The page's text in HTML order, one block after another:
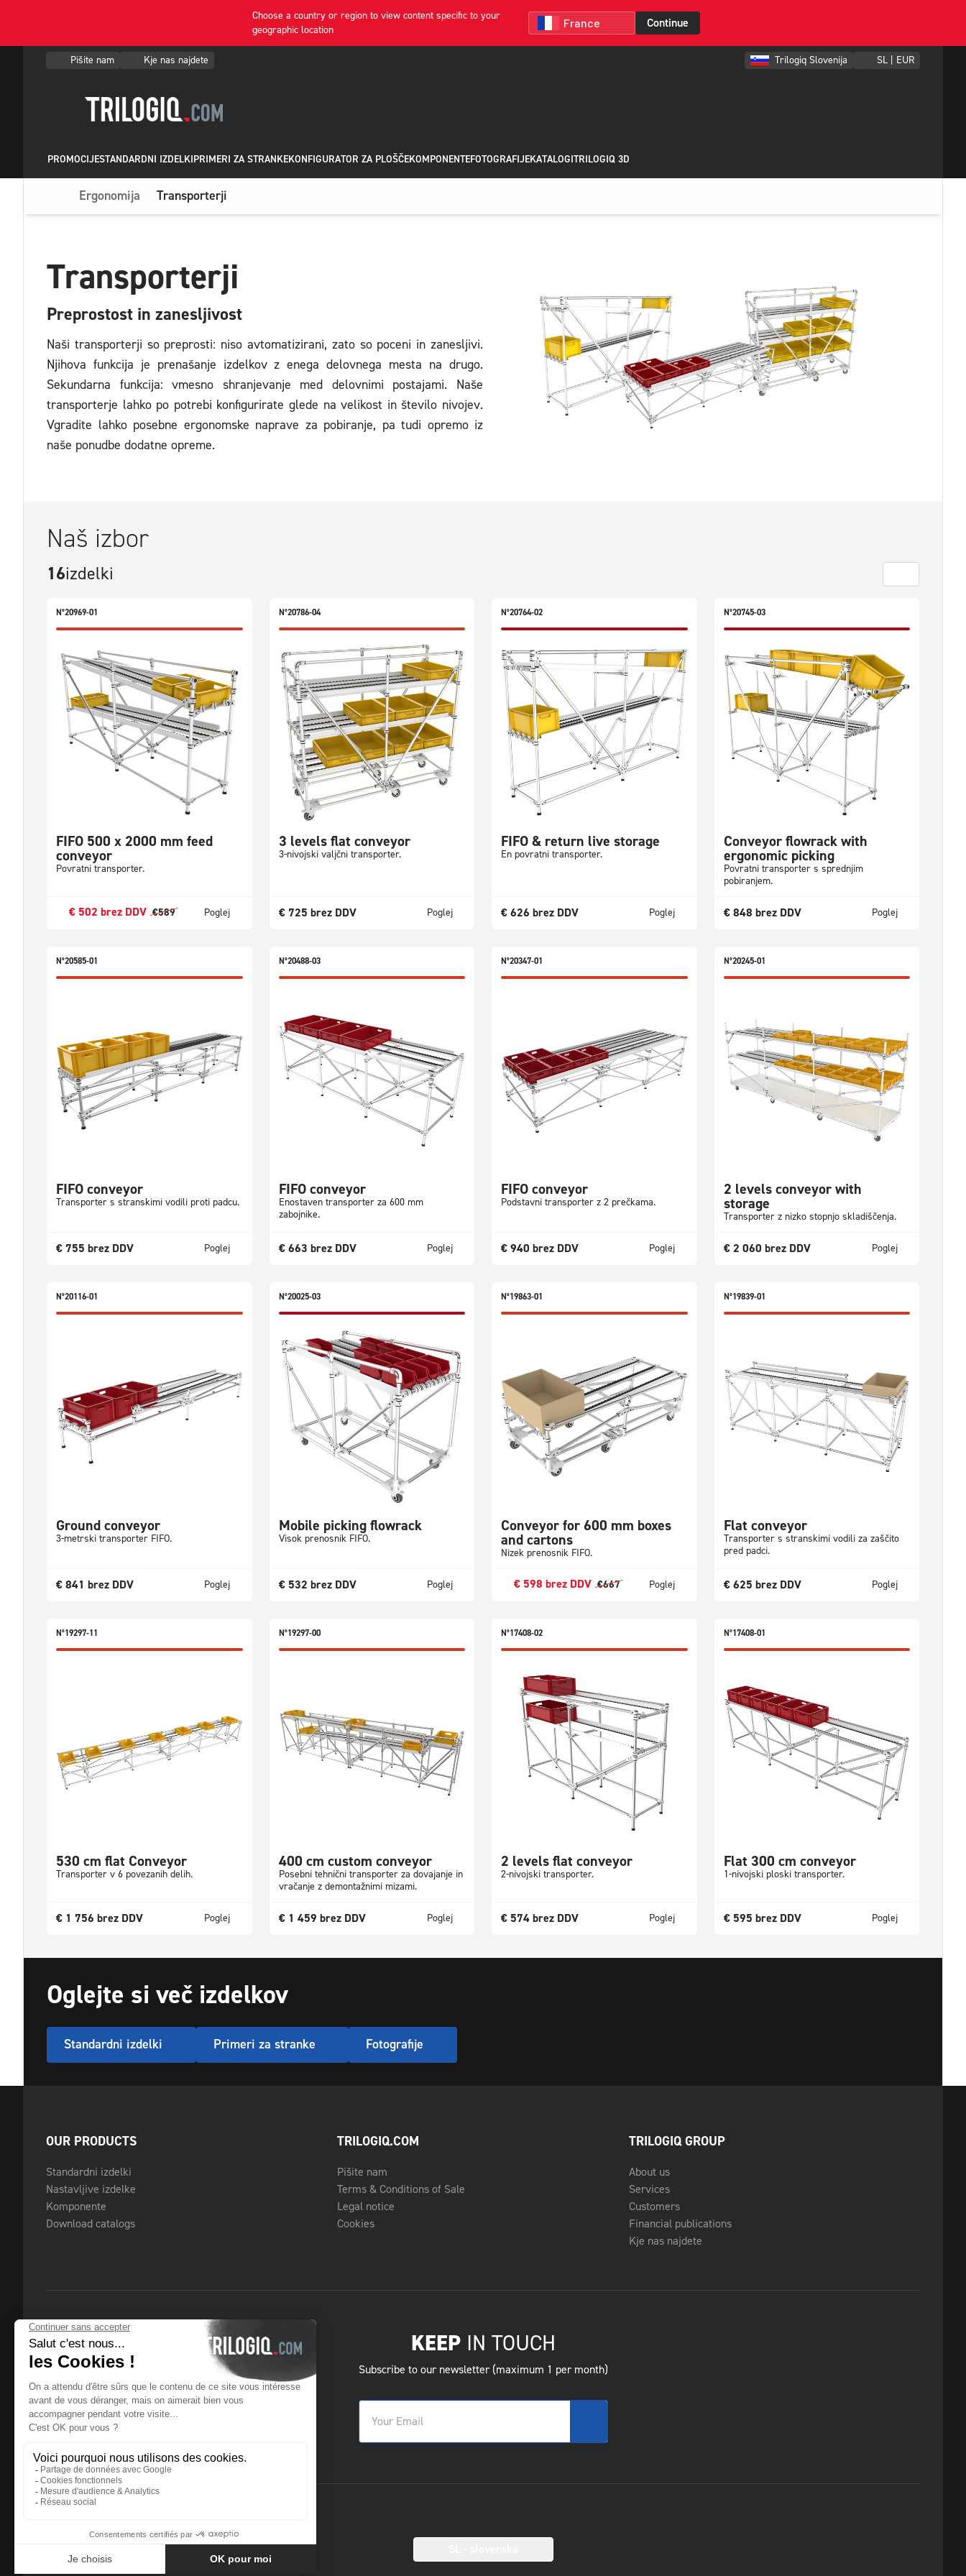
Choose a country or region to view content specific to your
geographic location
Continue
Pišite nam Kje nas najdete Trilogiq Slovenija SL | EUR
PROMOCIJESTANDARDNI IZDELKIPRIMERI ZA STRANKEKONFIGURATOR ZA PLOŠČEKOMPONENTEFOTOGRAFIJEKATALOGITRILOGIQ 3D
Ergonomija Transporterji
Transporterji
Preprostost in zanesljivost
Naši transporterji so preprosti: niso avtomatizirani, zato so poceni in zanesljivi.
Njihova funkcija je prenašanje izdelkov z enega delovnega mesta na drugo.
Sekundarna funkcija: vmesno shranjevanje med delovnimi postajami. Naše
transporterje lahko po potrebi konfigurirate glede na velikost in število nivojev.
Vgradite lahko posebne ergonomske naprave za pobiranje, pa tudi opremo iz
naše ponudbe dodatne opreme.
Naš izbor
16izdelki
N°20969-01
FIFO 500 x 2000 mm feed
conveyor
Povratni transporter.
€502 brez DDV €589 Poglej
N°20786-04
3 levels flat conveyor
3-nivojski valjčni transporter.
€725 brez DDV Poglej
N°20764-02
FIFO & return live storage
En povratni transporter.
€ 626 brez DDV Poglej
N°20745-03
Conveyor flowrack with
ergonomic picking
Povratni transporter s sprednjim
pobiranjem.
€848 brez DDV Poglej
N°20585-01
FIFO conveyor
Transporter s stranskimi vodili proti padcu.
€ 755 brez DDV Poglej
N°20488-03
FIFO conveyor
Enostaven transporter za 600 mm
zabojnike.
€663 brez DDV Poglej
N°20347-01
FIFO conveyor
Podstavni transporter z 2 prečkama.
€ 940 brez DDV Poglej
N°20245-01
2 levels conveyor with
storage
Transporter z nizko stopnjo skladiščenja.
€2 060 brez DDV Poglej
N°20116-01
Ground conveyor
3-metrski transporter FIFO.
€ 841 brez DDV Poglej
N°20025-03
Mobile picking flowrack
Visok prenosnik FIFO.
€532 brez DDV Poglej
N°19863-01
Conveyor for 600 mm boxes
and cartons
Nizek prenosnik FIFO.
€598 brez DDV €667 Poglej
N°19839-01
Flat conveyor
Transporter s stranskimi vodili za zaščito
pred padci.
€625 brez DDV Poglej
N°19297-11
530 cm flat Conveyor
Transporter v 6 povezanih delih.
€ 1 756 brez DDV Poglej
N°19297-00
400 cm custom conveyor
Posebni tehnični transporter za dovajanje in
vračanje z demontažnimi mizami.
€1 459 brez DDV Poglej
N°17408-02
2 levels flat conveyor
2-nivojski transporter.
€ 574 brez DDV Poglej
N°17408-01
Flat 300 cm conveyor
1-nivojski ploski transporter.
€595 brez DDV Poglej
Oglejte si več izdelkov
Standardni izdelki Primeri za stranke Fotografije
OUR PRODUCTS
Standardni izdelki
Nastavljive izdelke
Komponente
Download catalogs
TRILOGIQ.COM
Pišite nam
Terms & Conditions of Sale
Legal notice
Cookies
TRILOGIQ GROUP
About us
Services
Customers
Financial publications
Kje nas najdete
KEEPIN TOUCH
Subscribe to our newsletter (maximum 1 per month)